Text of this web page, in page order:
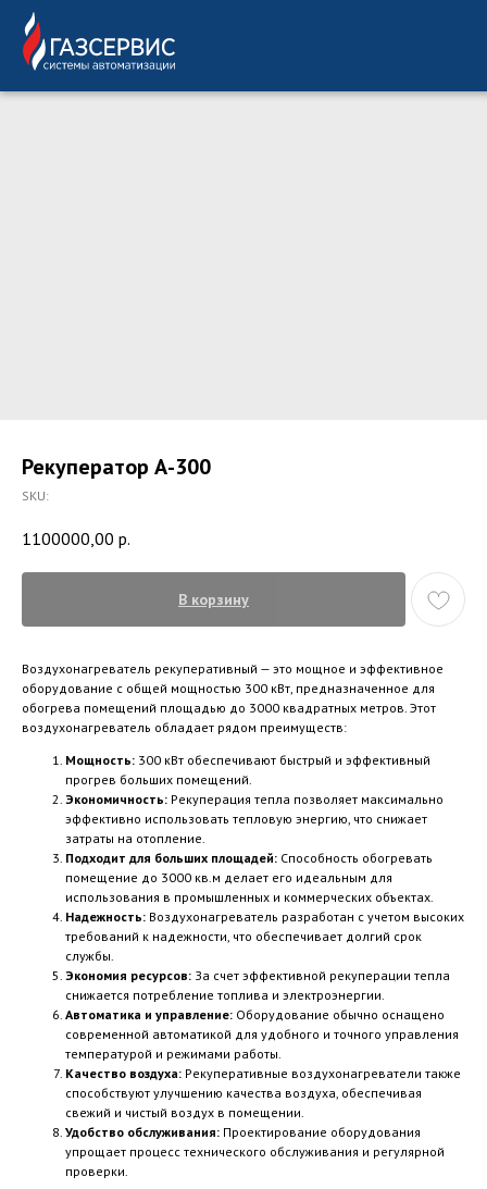
Рекуператор А-300
SKU:
1100000,00 р.
В корзину
Воздухонагреватель рекуперативный — это мощное и эффективное
оборудование с общей мощностью 300 кВт, предназначенное для
обогрева помещений площадью до 3000 квадратных метров. Этот
воздухонагреватель обладает рядом преимуществ:
Мощность: 300 кВт обеспечивают быстрый и эффективный
прогрев больших помещений.
Экономичность: Рекуперация тепла позволяет максимально
эффективно использовать тепловую энергию, что снижает
затраты на отопление.
Подходит для больших площадей: Способность обогревать
помещение до 3000 кв.м делает его идеальным для
использования в промышленных и коммерческих объектах.
Надежность: Воздухонагреватель разработан с учетом высоких
требований к надежности, что обеспечивает долгий срок
службы.
Экономия ресурсов: За счет эффективной рекуперации тепла
снижается потребление топлива и электроэнергии.
Автоматика и управление: Оборудование обычно оснащено
современной автоматикой для удобного и точного управления
температурой и режимами работы.
Качество воздуха: Рекуперативные воздухонагреватели также
способствуют улучшению качества воздуха, обеспечивая
свежий и чистый воздух в помещении.
Удобство обслуживания: Проектирование оборудования
упрощает процесс технического обслуживания и регулярной
проверки.